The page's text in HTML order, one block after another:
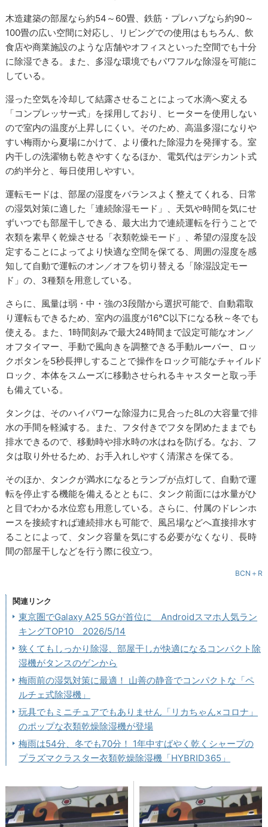
木造建築の部屋なら約54～60畳、鉄筋・プレハブなら約90～
100畳の広い空間に対応し、リビングでの使用はもちろん、飲
食店や商業施設のような店舗やオフィスといった空間でも十分
に除湿できる。また、多湿な環境でもパワフルな除湿を可能に
している。
湿った空気を冷却して結露させることによって水滴へ変える
「コンプレッサー式」を採用しており、ヒーターを使用しない
ので室内の温度が上昇しにくい。そのため、高温多湿になりや
すい梅雨から夏場にかけて、より優れた除湿力を発揮する。室
内干しの洗濯物も乾きやすくなるほか、電気代はデシカント式
の約半分と、毎日使用しやすい。
運転モードは、部屋の湿度をバランスよく整えてくれる、日常
の湿気対策に適した「連続除湿モード」、天気や時間を気にせ
ずいつでも部屋干しできる、最大出力で連続運転を行うことで
衣類を素早く乾燥させる「衣類乾燥モード」、希望の湿度を設
定することによってより快適な空間を保てる、周囲の湿度を感
知して自動で運転のオン／オフを切り替える「除湿設定モー
ド」の、3種類を用意している。
さらに、風量は弱・中・強の3段階から選択可能で、自動霜取
り運転もできるため、室内の温度が16℃以下になる秋～冬でも
使える。また、1時間刻みで最大24時間まで設定可能なオン／
オフタイマー、手動で風向きを調整できる手動ルーバー、ロッ
クボタンを5秒長押しすることで操作をロック可能なチャイルド
ロック、本体をスムーズに移動させられるキャスターと取っ手
も備えている。
タンクは、そのハイパワーな除湿力に見合った8Lの大容量で排
水の手間を軽減する。また、フタ付きでフタを閉めたままでも
排水できるので、移動時や排水時の水はねを防げる。なお、フ
タは取り外せるため、お手入れしやすく清潔さを保てる。
そのほか、タンクが満水になるとランプが点灯して、自動で運
転を停止する機能を備えるとともに、タンク前面には水量がひ
と目でわかる水位窓も用意している。さらに、付属のドレンホ
ースを接続すれば連続排水も可能で、風呂場などへ直接排水す
ることによって、タンク容量を気にする必要がなくなり、長時
間の部屋干しなどを行う際に役立つ。
BCN＋R
関連リンク
東京圏でGalaxy A25 5Gが首位に Androidスマホ人気ラン
キングTOP10 2026/5/14
狭くてもしっかり除湿、部屋干しが快適になるコンパクト除
湿機がタンスのゲンから
梅雨前の湿気対策に最適！ 山善の静音でコンパクトな「ペ
ルチェ式除湿機」
玩具でもミニチュアでもありません「リカちゃん×コロナ」
のポップな衣類乾燥除湿機が登場
梅雨は54分、冬でも70分！ 1年中すばやく乾くシャープの
プラズマクラスター衣類乾燥除湿機「HYBRID365」